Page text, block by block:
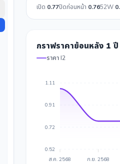
เปิด 0.77ปิดก่อนหน้า 0.7652W
กราฟราคาย้อนหลัง 1 ปี
ราคา I2
1.11
0.91
0.72
0.52
ส.ค. 2568
ก.ย. 2568